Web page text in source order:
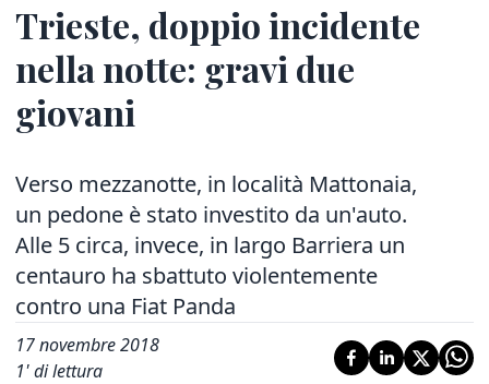
Trieste, doppio incidente
nella notte: gravi due
giovani
Verso mezzanotte, in località Mattonaia,
un pedone è stato investito da un'auto.
Alle 5 circa, invece, in largo Barriera un
centauro ha sbattuto violentemente
contro una Fiat Panda
17 novembre 2018
1' di lettura